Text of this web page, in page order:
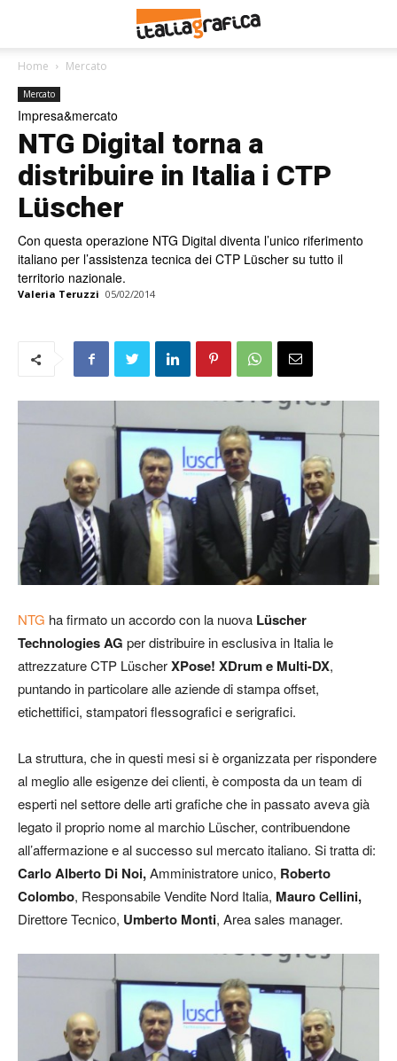
Home Mercato
Mercato
Impresa&mercato
NTG Digital torna a
distribuire in Italia i CTP
Lüscher
Con questa operazione NTG Digital diventa l’unico riferimento
italiano per l’assistenza tecnica dei CTP Lüscher su tutto il
territorio nazionale.
Valeria Teruzzi 05/02/2014
NTG ha firmato un accordo con la nuova Lüscher
Technologies AG per distribuire in esclusiva in Italia le
attrezzature CTP LüscherXPose! XDrum e Multi-DX,
puntando in particolare alle aziende di stampa offset,
etichettifici, stampatoriflessografici e serigrafici.
La struttura, che in questi mesi si è organizzata per rispondere
al meglio alle esigenze dei clienti, è composta da un team di
esperti nel settore delle arti grafiche che in passato aveva già
legato il proprio nome al marchio Lüscher, contribuendone
all’affermazione e al successo sul mercato italiano. Si tratta di:
Carlo Alberto Di Noi,Amministratore unico, Roberto
Colombo, Responsabile Vendite Nord Italia, MauroCellini,
Direttore Tecnico, Umberto Monti, Area sales manager.